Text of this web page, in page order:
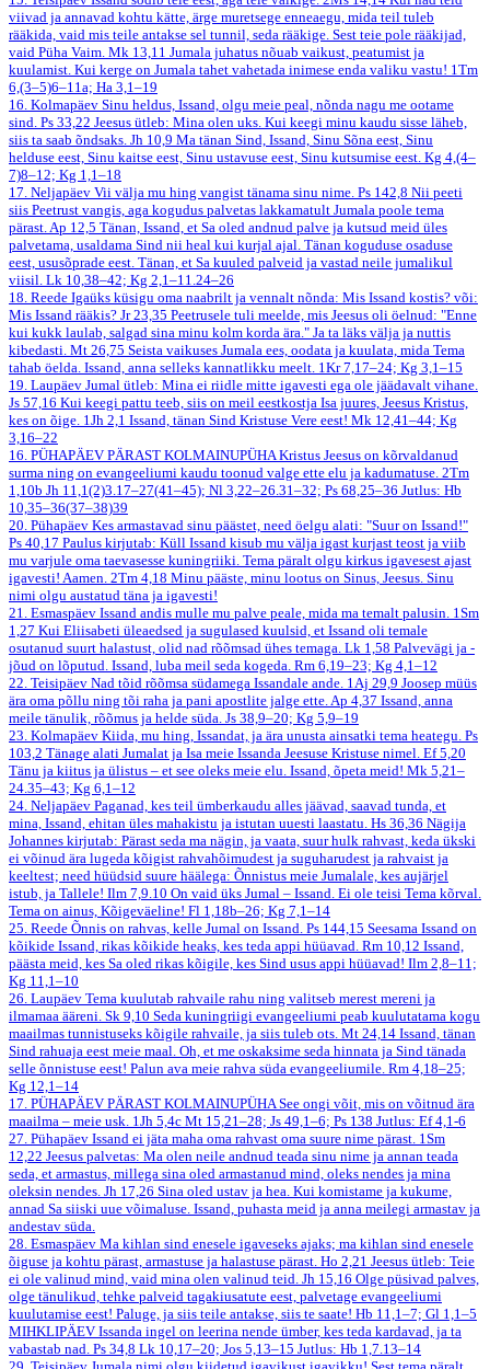
viivad ja annavad kohtu kätte, ärge muretsege enneaegu, mida teil tuleb
rääkida, vaid mis teile antakse sel tunnil, seda rääkige. Sest teie pole rääkijad,
vaid Püha Vaim. Mk 13,11 Jumala juhatus nõuab vaikust, peatumist ja
kuulamist. Kui kerge on Jumala tahet vahetada inimese enda valiku vastu! 1Tm
6,(3–5)6–11a; Ha 3,1–19
16. Kolmapäev Sinu heldus, Issand, olgu meie peal, nõnda nagu me ootame
sind. Ps 33,22 Jeesus ütleb: Mina olen uks. Kui keegi minu kaudu sisse läheb,
siis ta saab õndsaks. Jh 10,9 Ma tänan Sind, Issand, Sinu Sõna eest, Sinu
helduse eest, Sinu kaitse eest, Sinu ustavuse eest, Sinu kutsumise eest. Kg 4,(4–
7)8–12; Kg 1,1–18
17. Neljapäev Vii välja mu hing vangist tänama sinu nime. Ps 142,8 Nii peeti
siis Peetrust vangis, aga kogudus palvetas lakkamatult Jumala poole tema
pärast.Ap 12,5 Tänan, Issand, et Sa oled andnud palve ja kutsud meid üles
palvetama, usaldama Sind nii heal kui kurjal ajal. Tänan koguduse osaduse
eest, ususõprade eest. Tänan, et Sa kuuled palveid ja vastad neile jumalikul
viisil. Lk 10,38–42; Kg 2,1–11.24–26
18. Reede Igaüks küsigu oma naabrilt ja vennalt nõnda: Mis Issand kostis? või:
Mis Issand rääkis? Jr 23,35 Peetrusele tuli meelde, mis Jeesus oli öelnud: "Enne
kui kukk laulab, salgad sina minu kolm korda ära." Ja ta läks välja ja nuttis
kibedasti. Mt 26,75 Seista vaikuses Jumala ees, oodata ja kuulata, mida Tema
tahab öelda. Issand, anna selleks kannatlikku meelt. 1Kr 7,17–24; Kg 3,1–15
19. Laupäev Jumal ütleb: Mina ei riidle mitte igavesti ega ole jäädavalt vihane.
Js 57,16 Kui keegi pattu teeb, siis on meil eestkostja Isa juures, Jeesus Kristus,
kes on õige. 1Jh 2,1 Issand, tänan Sind Kristuse Vere eest! Mk 12,41–44; Kg
3,16–22
16. PÜHAPÄEV PÄRAST KOLMAINUPÜHAKristus Jeesus on kõrvaldanud
surma ning on evangeeliumi kaudu toonud valge ette elu ja kadumatuse. 2Tm
1,10b Jh 11,1(2)3.17–27(41–45); Nl 3,22–26.31–32; Ps 68,25–36 Jutlus: Hb
10,35–36(37–38)39
20. Pühapäev Kes armastavad sinu päästet, need öelgu alati: "Suur on Issand!"
Ps 40,17 Paulus kirjutab: Küll Issand kisub mu välja igast kurjast teost ja viib
mu varjule oma taevasesse kuningriiki. Tema päralt olgu kirkus igavesest ajast
igavesti! Aamen. 2Tm 4,18 Minu pääste, minu lootus on Sinus, Jeesus. Sinu
nimi olgu austatud täna ja igavesti!
21. Esmaspäev Issand andis mulle mu palve peale, mida ma temalt palusin. 1Sm
1,27 Kui Eliisabeti üleaedsed ja sugulased kuulsid, et Issand oli temale
osutanud suurt halastust, olid nad rõõmsad ühes temaga. Lk 1,58 Palvevägi ja -
jõud on lõputud. Issand, luba meil seda kogeda. Rm 6,19–23; Kg 4,1–12
22. Teisipäev Nad tõid rõõmsa südamega Issandale ande. 1Aj 29,9 Joosep müüs
ära oma põllu ning tõi raha ja pani apostlite jalge ette.Ap 4,37 Issand, anna
meile tänulik, rõõmus ja helde süda. Js 38,9–20; Kg 5,9–19
23. Kolmapäev Kiida, mu hing, Issandat, ja ära unusta ainsatki tema heategu. Ps
103,2 Tänage alati Jumalat ja Isa meie Issanda Jeesuse Kristuse nimel. Ef 5,20
Tänu ja kiitus ja ülistus – et see oleks meie elu. Issand, õpeta meid! Mk 5,21–
24.35–43; Kg 6,1–12
24. Neljapäev Paganad, kes teil ümberkaudu alles jäävad, saavad tunda, et
mina, Issand, ehitan üles mahakistu ja istutan uuesti laastatu. Hs 36,36 Nägija
Johannes kirjutab: Pärast seda ma nägin, ja vaata, suur hulk rahvast, keda ükski
ei võinud ära lugeda kõigist rahvahõimudest ja suguharudest ja rahvaist ja
keeltest; need hüüdsid suure häälega: Õnnistus meie Jumalale, kes aujärjel
istub, ja Tallele! Ilm 7,9.10 On vaid üks Jumal – Issand. Ei ole teisi Tema kõrval.
Tema on ainus, Kõigeväeline! Fl 1,18b–26; Kg 7,1–14
25. Reede Õnnis on rahvas, kelle Jumal on Issand. Ps 144,15 Seesama Issand on
kõikide Issand, rikas kõikide heaks, kes teda appi hüüavad. Rm 10,12 Issand,
päästa meid, kes Sa oled rikas kõigile, kes Sind usus appi hüüavad! Ilm 2,8–11;
Kg 11,1–10
26. Laupäev Tema kuulutab rahvaile rahu ning valitseb merest mereni ja
ilmamaa ääreni. Sk 9,10 Seda kuningriigi evangeeliumi peab kuulutatama kogu
maailmas tunnistuseks kõigile rahvaile, ja siis tuleb ots. Mt 24,14 Issand, tänan
Sind rahuaja eest meie maal. Oh, et me oskaksime seda hinnata ja Sind tänada
selle õnnistuse eest! Palun ava meie rahva süda evangeeliumile. Rm 4,18–25;
Kg 12,1–14
17. PÜHAPÄEV PÄRAST KOLMAINUPÜHASee ongi võit, mis on võitnud ära
maailma – meie usk. 1Jh 5,4c Mt 15,21–28; Js 49,1–6; Ps 138 Jutlus: Ef 4,1-6
27. Pühapäev Issand ei jäta maha oma rahvast oma suure nime pärast. 1Sm
12,22 Jeesus palvetas: Ma olen neile andnud teada sinu nime ja annan teada
seda, et armastus, millega sina oled armastanud mind, oleks nendes ja mina
oleksin nendes. Jh 17,26 Sina oled ustav ja hea. Kui komistame ja kukume,
annad Sa siiski uue võimaluse. Issand, puhasta meid ja anna meilegi armastav ja
andestav süda.
28. Esmaspäev Ma kihlan sind enesele igaveseks ajaks; ma kihlan sind enesele
õiguse ja kohtu pärast, armastuse ja halastuse pärast. Ho 2,21 Jeesus ütleb: Teie
ei ole valinud mind, vaid mina olen valinud teid. Jh 15,16 Olge püsivad palves,
olge tänulikud, tehke palveid tagakiusatute eest, palvetage evangeeliumi
kuulutamise eest! Paluge, ja siis teile antakse, siis te saate! Hb 11,1–7; Gl 1,1–5
MIHKLIPÄEV Issanda ingel on leerina nende ümber, kes teda kardavad, ja ta
vabastab nad. Ps 34,8 Lk 10,17–20; Jos 5,13–15 Jutlus: Hb 1,7.13–14